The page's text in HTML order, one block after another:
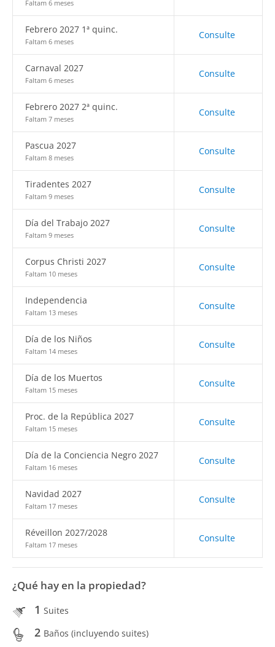
Faltam 6 meses
Febrero 2027 1ª quinc.
Faltam 6 meses
Consulte
Carnaval 2027
Faltam 6 meses
Consulte
Febrero 2027 2ª quinc.
Faltam 7 meses
Consulte
Pascua 2027
Faltam 8 meses
Consulte
Tiradentes 2027
Faltam 9 meses
Consulte
Día del Trabajo 2027
Faltam 9 meses
Consulte
Corpus Christi 2027
Faltam 10 meses
Consulte
Independencia
Faltam 13 meses
Consulte
Día de los Niños
Faltam 14 meses
Consulte
Día de los Muertos
Faltam 15 meses
Consulte
Proc. de la República 2027
Faltam 15 meses
Consulte
Día de la Conciencia Negro 2027
Faltam 16 meses
Consulte
Navidad 2027
Faltam 17 meses
Consulte
Réveillon 2027/2028
Faltam 17 meses
Consulte
¿Qué hay en la propiedad?
1 Suites
2 Baños (incluyendo suites)